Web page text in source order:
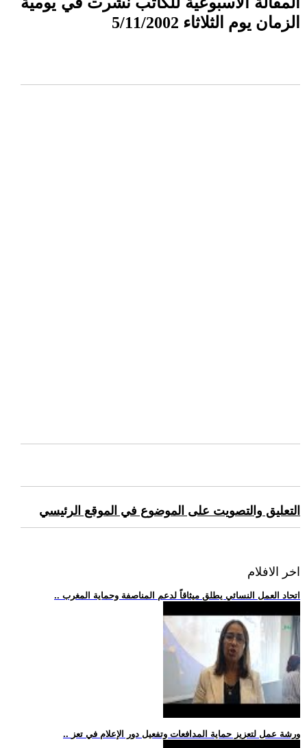
الزمان يوم الثلاثاء 5/11/2002
التعليق والتصويت على الموضوع في الموقع الرئيسي
اخر الافلام
.. اتحاد العمل النسائي يطلق ميثاقاً لدعم المناصفة وحماية المغرب
.. ورشة عمل لتعزيز حماية المدافعات وتفعيل دور الإعلام في تعز